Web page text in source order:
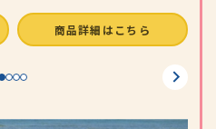
商品詳細はこちら